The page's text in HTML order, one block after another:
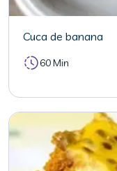
Cuca de banana
60 Min